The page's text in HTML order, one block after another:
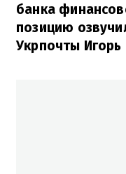
банка
позицию
Укрпочты Игорь